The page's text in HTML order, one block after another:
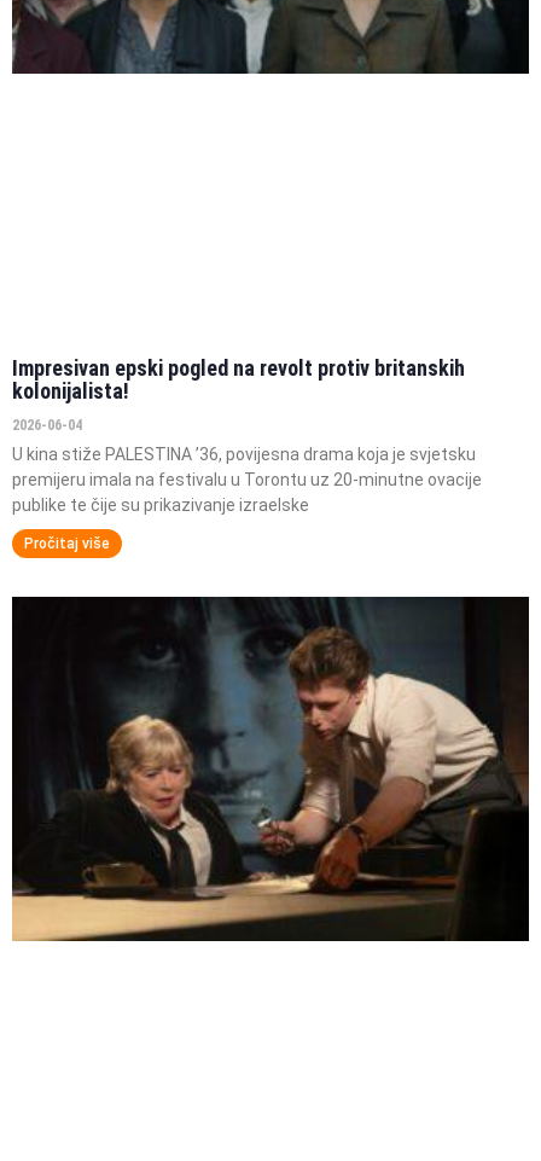
Impresivan epski pogled na revolt protiv britanskih
kolonijalista!
2026-06-04
U kina stiže PALESTINA ’36, povijesna drama koja je svjetsku
premijeru imala na festivalu u Torontu uz 20-minutne ovacije
publike te čije su prikazivanje izraelske
Pročitaj više